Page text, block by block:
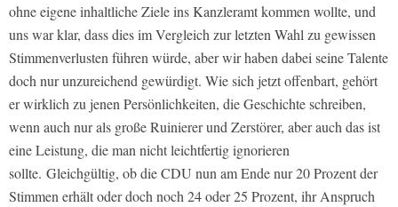
ohne eigene inhaltliche Ziele ins Kanzleramt kommen wollte, und
uns war klar, dass dies im Vergleich zur letzten Wahl zu gewissen
Stimmenverlusten führen würde, aber wir haben dabei seine Talente
doch nur unzureichend gewürdigt. Wie sich jetzt offenbart, gehört
er wirklich zu jenen Persönlichkeiten, die Geschichte schreiben,
wenn auch nur als große Ruinierer und Zerstörer, aber auch das ist
eine Leistung, die man nicht leichtfertig ignorieren
sollte. Gleichgültig, ob die CDU nun am Ende nur 20 Prozent der
Stimmen erhält oder doch noch 24 oder 25 Prozent, ihr Anspruch